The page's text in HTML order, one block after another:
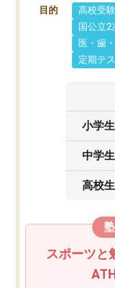
目的 高校受
国公立2
医・歯
定期テ
小学生
中学生
高校生
スポーツと